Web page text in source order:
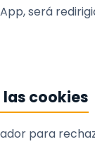
será
cookies
para